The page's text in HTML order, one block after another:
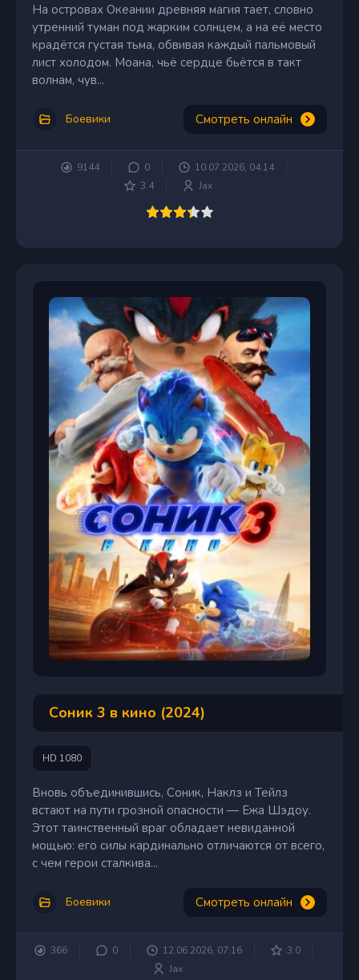
На островах Океании древняя магия тает, словно
утренний туман под жарким солнцем, а на её место
крадётся густая тьма, обвивая каждый пальмовый
лист холодом. Моана, чьё сердце бьётся в такт
волнам, чув...
Боевики Смотреть онлайн
9144 0
10.07.2026, 04:14
3.4
Jax
Соник 3 в кино (2024)
HD 1080
Вновь объединившись, Соник, Наклз и Тейлз
встают на пути грозной опасности — Ежа Шэдоу.
Этот таинственный враг обладает невиданной
мощью: его силы кардинально отличаются от всего,
с чем герои сталкива...
Боевики Смотреть онлайн
366 0 12.06.2026, 07:16
3.0
Jax